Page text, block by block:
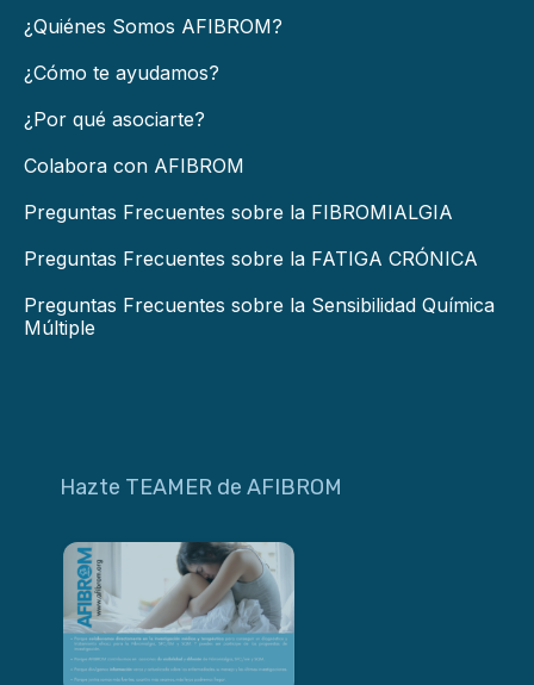
¿Quiénes Somos AFIBROM?
¿Cómo te ayudamos?
¿Por qué asociarte?
Colabora con AFIBROM
Preguntas Frecuentes sobre la FIBROMIALGIA
Preguntas Frecuentes sobre la FATIGA CRÓNICA
Preguntas Frecuentes sobre la Sensibilidad Química
Múltiple
Hazte TEAMER de AFIBROM